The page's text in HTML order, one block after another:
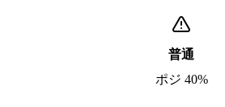
普通
ポジ 40%